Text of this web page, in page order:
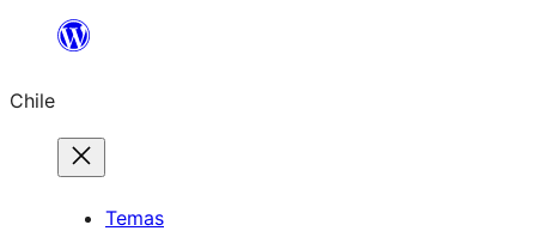
Saltar
contenido
Chile
Temas